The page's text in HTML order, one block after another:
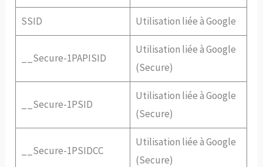
SSID Utilisation liée à Google
__Secure-1PAPISID
Utilisation liée à Google
(Secure)
__Secure-1PSID
Utilisation liée à Google
(Secure)
__Secure-1PSIDCC
Utilisation liée à Google
(Secure)